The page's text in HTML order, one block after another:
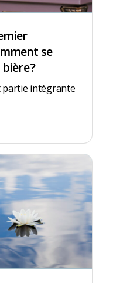
se
?
partie intégrante